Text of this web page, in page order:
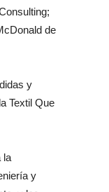
de
y
Textil Que
la
y